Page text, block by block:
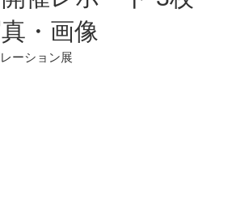
・画像
ーション展